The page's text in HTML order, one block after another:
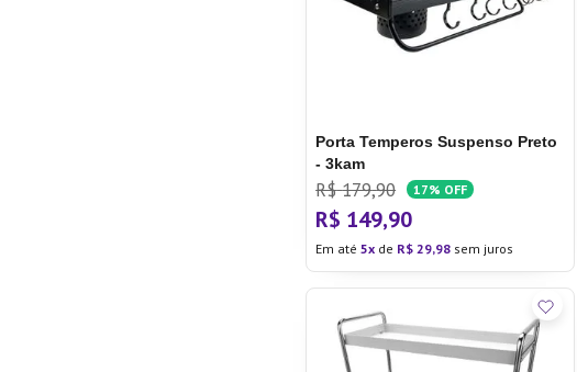
Porta Temperos Suspenso Preto
- 3kam
R$ 179,90 17% OFF
R$ 149,90
Em até5 de R$ 29,98 sem juros